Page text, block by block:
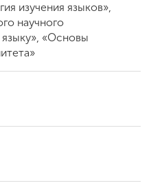
изучения языков»,
научного
«Основы